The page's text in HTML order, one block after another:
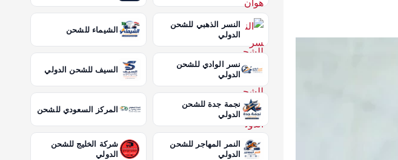
النسر الذهبي للشحن
الدولي
الشيماء للشحن
نسر الوادي للشحن
الدولي
السيف للشحن الدولي
نجمة جدة للشحن
الدولي
المركز السعودي للشحن
النمر المهاجر للشحن
الدولي
شركة الخليج للشحن
الدولي